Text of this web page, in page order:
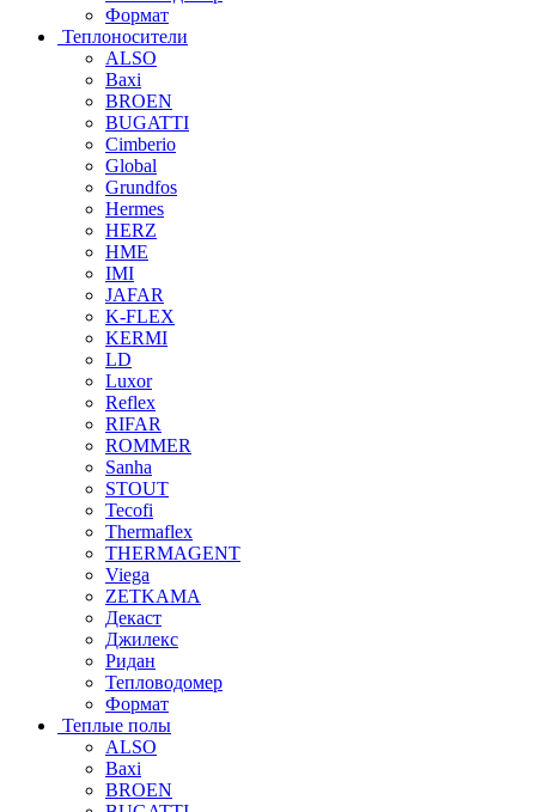
Формат
Теплоносители
ALSO
Baxi
BROEN
BUGATTI
Cimberio
Global
Grundfos
Hermes
HERZ
HME
IMI
JAFAR
K-FLEX
KERMI
LD
Luxor
Reflex
RIFAR
ROMMER
Sanha
STOUT
Tecofi
Thermaflex
THERMAGENT
Viega
ZETKAMA
Декаст
Джилекс
Ридан
Тепловодомер
Формат
Теплые полы
ALSO
Baxi
BROEN